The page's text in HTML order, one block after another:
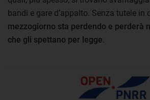
bandi e gare d’appalto. Senza tutele in
mezzogiorno sta perdendo e perderà
che gli spettano per legge